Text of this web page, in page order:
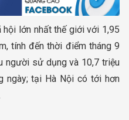
hội lớn nhất thế giới với 1,95
tính đến thời điểm tháng 9
người sử dụng và 10,7 triệu
ngày; tại Hà Nội có tới hơn